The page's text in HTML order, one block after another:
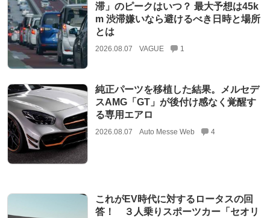
滞」のピークはいつ？ 最大予想は45k
m 渋滞嫌いなら避けるべき日時と場所
とは
2026.08.07 VAGUE 1
純正パーツを移植した結果。メルセデ
スAMG「GT」が後付け感なく覚醒す
る専用エアロ
2026.08.07 Auto Messe Web 4
これがEV時代に対するロータスの回
答！ ３人乗りスポーツカー「セオリ